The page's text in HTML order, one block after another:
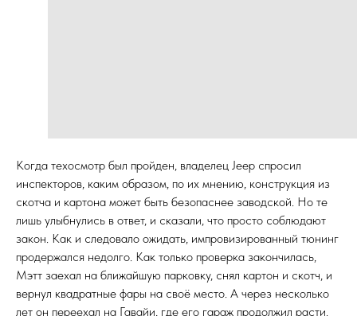
Когда техосмотр был пройден, владелец Jeep спросил
инспекторов, каким образом, по их мнению, конструкция из
скотча и картона может быть безопаснее заводской. Но те
лишь улыбнулись в ответ, и сказали, что просто соблюдают
закон. Как и следовало ожидать, импровизированный тюнинг
продержался недолго. Как только проверка закончилась,
Мэтт заехал на ближайшую парковку, снял картон и скотч, и
вернул квадратные фары на своё место. А через несколько
лет он переехал на Гавайи, где его гараж продолжил расти.